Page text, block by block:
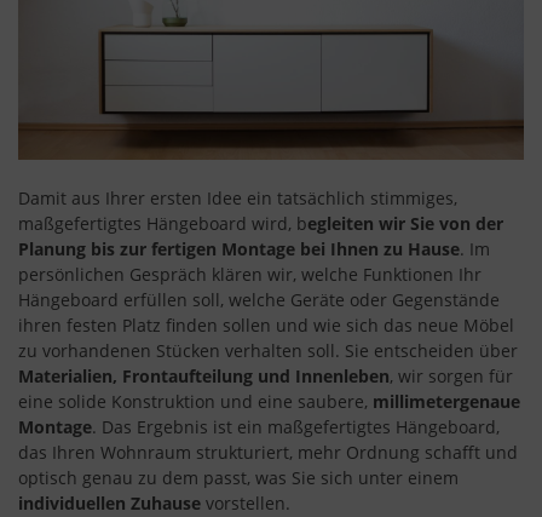
Damit aus Ihrer ersten Idee ein tatsächlich stimmiges,
maßgefertigtes Hängeboard wird, begleiten wir Sie von der
Planung bis zur fertigen Montage bei Ihnen zu Hause. Im
persönlichen Gespräch klären wir, welche Funktionen Ihr
Hängeboard erfüllen soll, welche Geräte oder Gegenstände
ihren festen Platz finden sollen und wie sich das neue Möbel
zu vorhandenen Stücken verhalten soll. Sie entscheiden über
Materialien, Frontaufteilung und Innenleben, wir sorgen für
eine solide Konstruktion und eine saubere, millimetergenaue
Montage. Das Ergebnis ist ein maßgefertigtes Hängeboard,
das Ihren Wohnraum strukturiert, mehr Ordnung schafft und
optisch genau zu dem passt, was Sie sich unter einem
individuellen Zuhause vorstellen.